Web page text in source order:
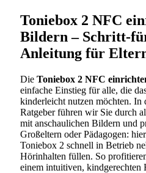
Toniebox 2 NFC
Bildern – Schritt-
Anleitung für
Die Toniebox 2 NFC
einfache Einstieg für alle, die
kinderleicht nutzen möchten. In
Ratgeber führen wir Sie durch
mit anschaulichen Bildern und
Großeltern oder Pädagogen:
Toniebox 2 schnell in Betrieb
Hörinhalten füllen. So
einem intuitiven, kindgerechten